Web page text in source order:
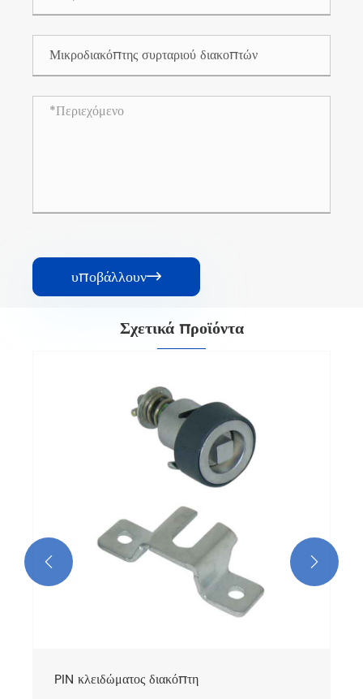
υποβάλλουν
Σχετικά προϊόντα
Pin πόρτας διακόπτη
Δείτε περισσότερα >>
 